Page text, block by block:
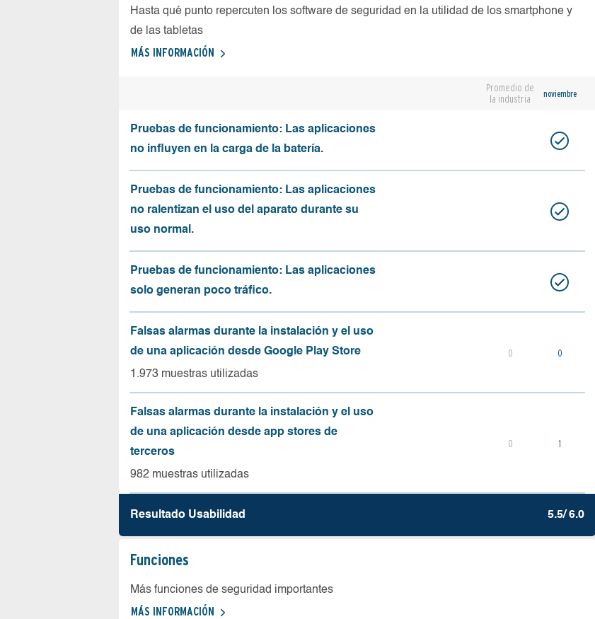
Hasta qué punto repercuten los software de seguridad en la utilidad de los smartphone y
de las tabletas
MÁS INFORMACIÓN
Promedio de
la industria
noviembre
Pruebas de funcionamiento: Las aplicaciones
no influyen en la carga de la batería.
Pruebas de funcionamiento: Las aplicaciones
no ralentizan el uso del aparato durante su
uso normal.
Pruebas de funcionamiento: Las aplicaciones
solo generan poco tráfico.
Falsas alarmas durante la instalación y el uso
de una aplicación desde Google Play Store
1.973 muestras utilizadas
0 0
Falsas alarmas durante la instalación y el uso
de una aplicación desde app stores de
terceros
982 muestras utilizadas
0 1
Resultado Usabilidad 5.5/ 6.0
Funciones
Más funciones de seguridad importantes
MÁS INFORMACIÓN